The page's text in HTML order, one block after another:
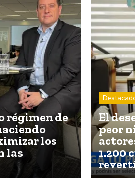
régimen de
los
las
El
peor
1.200